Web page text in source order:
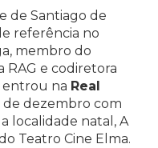
de Santiago de
referência no
membro do
RAG e codiretora
entrou na Real
de dezembro com
localidade natal, A
Teatro Cine Elma.